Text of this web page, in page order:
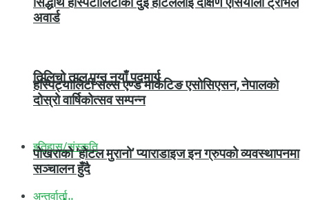
तिलिचो ताल पुग्न नयाँ पदमार्ग
इतिहास/संस्कृति
अवार्ड
हस्पिट्यालिटी सेल्स एण्ड मार्केटिङ एसोसिएसन, नेपालको
दोस्रो वार्षिकोत्सव सम्पन्न
पोखराको ‘होटल मुरानो’ प्याराडाइज इन ग्रुपको व्यवस्थापनमा
सञ्चालन हुँदै
अन्तर्वार्ता